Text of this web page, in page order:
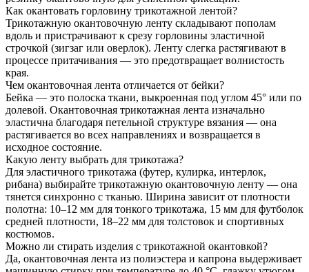
Как окантовать горловину трикотажной лентой?
Трикотажную окантовочную ленту складывают пополам
вдоль и пристрачивают к срезу горловины эластичной
строчкой (зигзаг или оверлок). Ленту слегка растягивают в
процессе притачивания — это предотвращает волнистость
края.
Чем окантовочная лента отличается от бейки?
Бейка — это полоска ткани, выкроенная под углом 45° или по
долевой. Окантовочная трикотажная лента изначально
эластична благодаря петельной структуре вязания — она
растягивается во всех направлениях и возвращается в
исходное состояние.
Какую ленту выбрать для трикотажа?
Для эластичного трикотажа (футер, кулирка, интерлок,
рибана) выбирайте трикотажную окантовочную ленту — она
тянется синхронно с тканью. Ширина зависит от плотности
полотна: 10–12 мм для тонкого трикотажа, 15 мм для футболок
средней плотности, 18–22 мм для толстовок и спортивных
костюмов.
Можно ли стирать изделия с трикотажной окантовкой?
Да, окантовочная лента из полиэстера и капрона выдерживает